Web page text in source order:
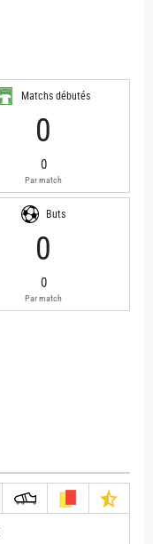
Matchs débutés
0
0
Par match
Buts
0
0
Par match